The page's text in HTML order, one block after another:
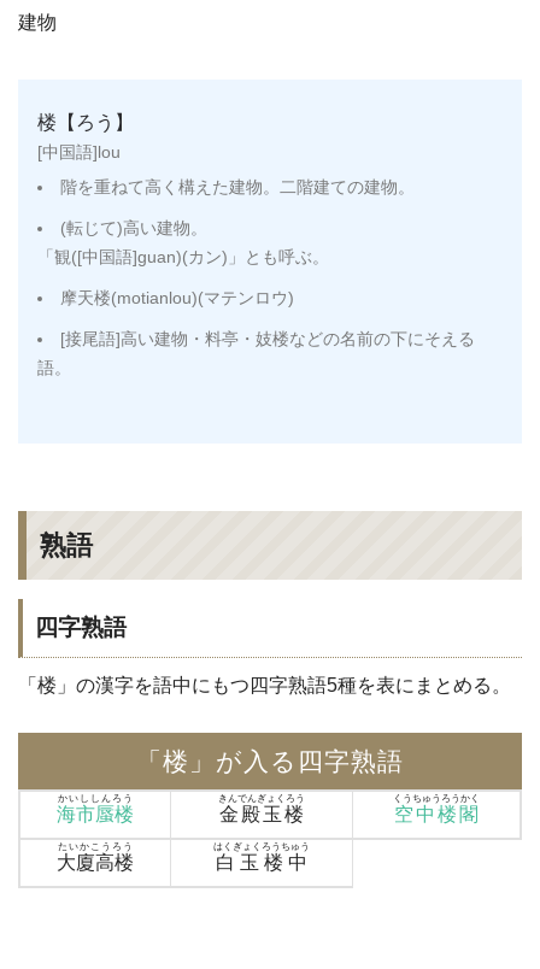
建物
楼【ろう】
[中国語]lou
階を重ねて高く構えた建物。二階建ての建物。
(転じて)高い建物。
「観([中国語]guan)(カン)」とも呼ぶ。
摩天楼(motianlou)(マテンロウ)
[接尾語]高い建物・料亭・妓楼などの名前の下にそえる
語。
熟語
四字熟語
「楼」の漢字を語中にもつ四字熟語5種を表にまとめる。
「楼」が入る四字熟語
海市蜃楼
かいししんろう
金殿玉楼
きんでんぎょくろう
空中楼閣
くうちゅうろうかく
大廈高楼
たいかこうろう
白玉楼中
はくぎょくろうちゅう